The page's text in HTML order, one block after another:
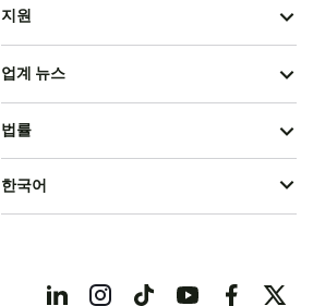
지원
업계 뉴스
법률
한국어